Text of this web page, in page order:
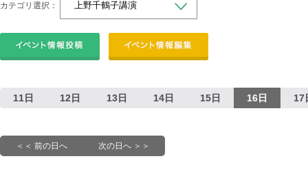
カテゴリ選択：
11日 12日 13日 14日 15日 16日 17
＜＜ 前の日へ 次の日へ ＞＞